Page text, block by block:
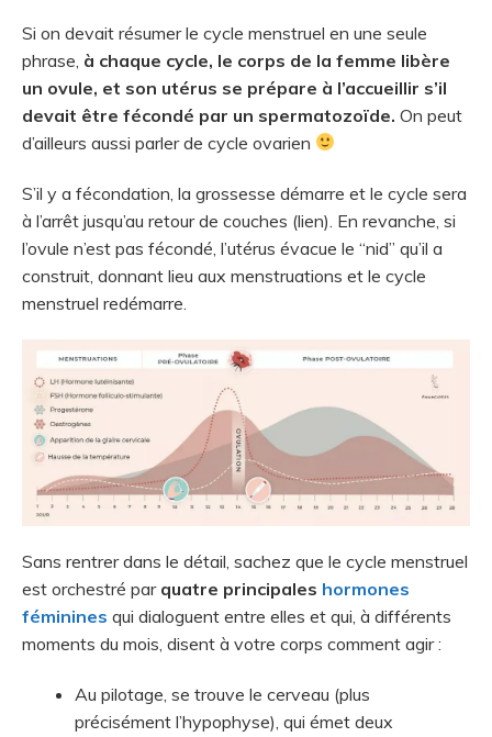
Si on devait résumer le cycle menstruel en une seule
phrase, à chaque cycle, le corps de la femme libère
un ovule, et son utérus se prépare à l’accueillir s’il
devait être fécondé par un spermatozoïde. On peut
d’ailleurs aussi parler de cycle ovarien
S’il y a fécondation, la grossesse démarre et le cycle sera
à l’arrêt jusqu’au retour de couches (lien). En revanche, si
l’ovule n’est pas fécondé, l’utérus évacue le “nid” qu’il a
construit, donnant lieu aux menstruations et le cycle
menstruel redémarre.
Sans rentrer dans le détail, sachez que le cycle menstruel
est orchestré par quatre principales hormones
féminines qui dialoguent entre elles et qui, à différents
moments du mois, disent à votre corps comment agir :
Au pilotage, se trouve le cerveau (plus
précisément l’hypophyse), qui émet deux